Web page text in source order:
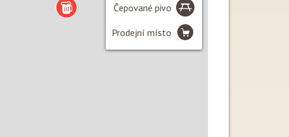
Čepované pivo
Prodejní místo